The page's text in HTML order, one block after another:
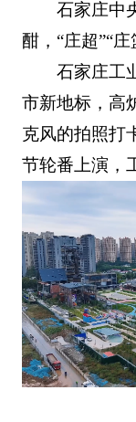
石家庄中
酣，“庄超”“庄
石家庄工
市新地标，高
克风的拍照打
节轮番上演，